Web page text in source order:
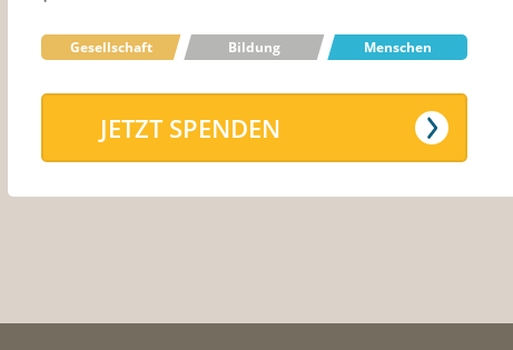
Gesellschaft Bildung Menschen
JETZT SPENDEN